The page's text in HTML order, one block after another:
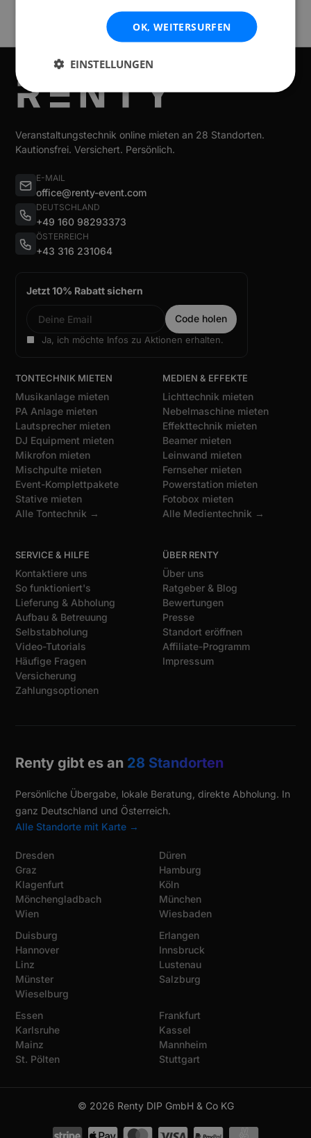
Veranstaltungstechnik online mieten an 28 Standorten.
Kautionsfrei. Versichert. Persönlich.
E-MAIL
office@renty-event.com
DEUTSCHLAND
+49 160 98293373
ÖSTERREICH
+43 316 231064
Jetzt 10% Rabatt sichern
Ja, ich möchte Infos zu Aktionen erhalten.
TONTECHNIK MIETEN
Musikanlage mieten
PA Anlage mieten
Lautsprecher mieten
DJ Equipment mieten
Mikrofon mieten
Mischpulte mieten
Event-Komplettpakete
Stative mieten
Alle Tontechnik →
MEDIEN & EFFEKTE
Lichttechnik mieten
Nebelmaschine mieten
Effekttechnik mieten
Beamer mieten
Leinwand mieten
Fernseher mieten
Powerstation mieten
Fotobox mieten
Alle Medientechnik →
SERVICE & HILFE
Kontaktiere uns
So funktioniert's
Lieferung & Abholung
Aufbau & Betreuung
Selbstabholung
Video-Tutorials
Häufige Fragen
Versicherung
Zahlungsoptionen
ÜBER RENTY
Über uns
Ratgeber & Blog
Bewertungen
Presse
Standort eröffnen
Affiliate-Programm
Impressum
Renty gibt es an 28 Standorten
Persönliche Übergabe, lokale Beratung, direkte Abholung. In
ganz Deutschland und Österreich.
Alle Standorte mit Karte →
Dresden
Graz
Klagenfurt
Mönchengladbach
Wien
Düren
Hamburg
Köln
München
Wiesbaden
Duisburg
Hannover
Linz
Münster
Wieselburg
Erlangen
Innsbruck
Lustenau
Salzburg
Essen
Karlsruhe
Mainz
St. Pölten
Frankfurt
Kassel
Mannheim
Stuttgart
© 2026 Renty DIP GmbH & Co KG
OK, WEITERSURFEN
EINSTELLUNGEN